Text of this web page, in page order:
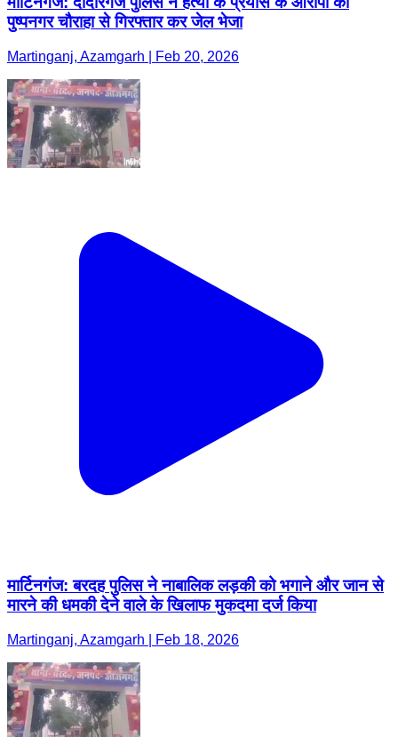
पुष्पनगर चौराहा से गिरफ्तार कर जेल भेजा
Martinganj, Azamgarh | Feb 20, 2026
मार्टिनगंज: बरदह पुलिस ने नाबालिक लड़की को भगाने और जान से
मारने की धमकी देने वाले के खिलाफ मुकदमा दर्ज किया
Martinganj, Azamgarh | Feb 18, 2026